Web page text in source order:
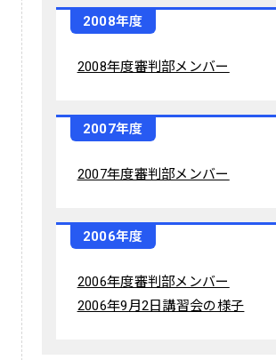
2008年度
2008年度審判部メンバー
2007年度
2007年度審判部メンバー
2006年度
2006年度審判部メンバー
2006年9月2日講習会の様子